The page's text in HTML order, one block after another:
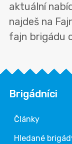
aktuální
najdeš na
fajn brigádu
Brigádníci
Články
Hledané